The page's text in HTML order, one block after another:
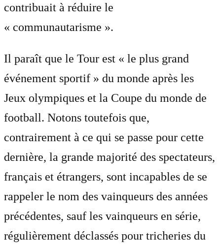
contribuait à réduire le
« communautarisme ».
Il paraît que le Tour est « le plus grand
événement sportif » du monde après les
Jeux olympiques et la Coupe du monde de
football. Notons toutefois que,
contrairement à ce qui se passe pour cette
dernière, la grande majorité des spectateurs,
français et étrangers, sont incapables de se
rappeler le nom des vainqueurs des années
précédentes, sauf les vainqueurs en série,
régulièrement déclassés pour tricheries du